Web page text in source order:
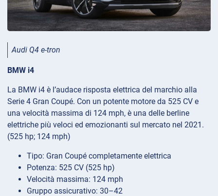
Audi Q4 e-tron
BMW i4
La BMW i4 è l’audace risposta elettrica del marchio alla
Serie 4 Gran Coupé. Con un potente motore da 525 CV e
una velocità massima di 124 mph, è una delle berline
elettriche più veloci ed emozionanti sul mercato nel 2021.
(525 hp; 124 mph)
Tipo: Gran Coupé completamente elettrica
Potenza: 525 CV (525 hp)
Velocità massima: 124 mph
Gruppo assicurativo: 30–42